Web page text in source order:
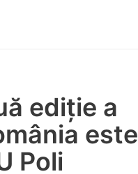
ediție a
este
Poli